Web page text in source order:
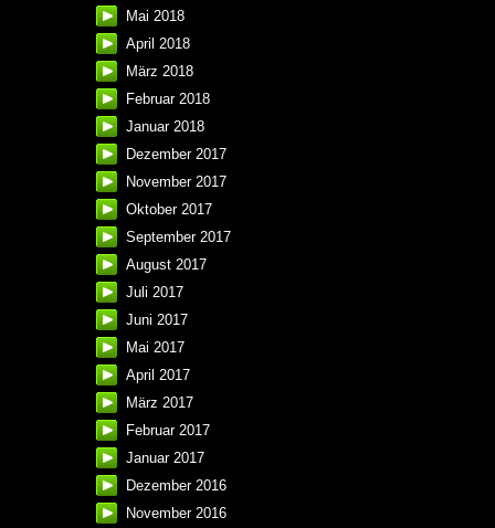
Mai 2018
April 2018
März 2018
Februar 2018
Januar 2018
Dezember 2017
November 2017
Oktober 2017
September 2017
August 2017
Juli 2017
Juni 2017
Mai 2017
April 2017
März 2017
Februar 2017
Januar 2017
Dezember 2016
November 2016